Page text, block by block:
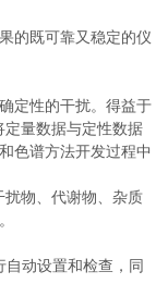
的既可靠又稳定的仪
定性的干扰。得益于
定量数据与定性数据
色谱方法开发过程中
扰物、代谢物、杂质
动设置和检查，同